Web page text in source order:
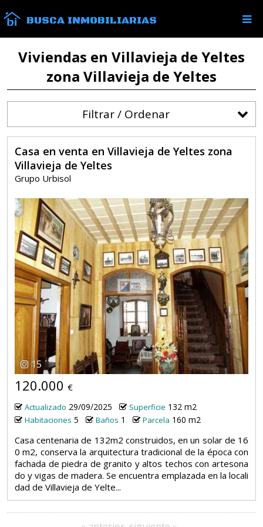
BUSCA INMOBILIARIAS
Viviendas en Villavieja de Yeltes
zona Villavieja de Yeltes
Filtrar / Ordenar
Casa en venta en Villavieja de Yeltes zona
Villavieja de Yeltes
Grupo Urbisol
15
120.000 €
Actualizado 29/09/2025 Superficie 132 m2
Habitaciones 5 Baños 1 Parcela 160 m2
Casa centenaria de 132m2 construidos, en un solar de 16
0 m2, conserva la arquitectura tradicional de la época con
fachada de piedra de granito y altos techos con artesona
do y vigas de madera. Se encuentra emplazada en la locali
dad de Villavieja de Yelte...